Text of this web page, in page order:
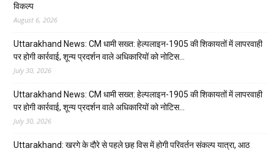
विकल्प
August 6, 2026
Uttarakhand News: CM धामी सख्त: हेल्पलाइन-1905 की शिकायतों में लापरवाही
पर होगी कार्रवाई, शून्य प्रदर्शन वाले अधिकारियों को नोटिस…
July 30, 2026
Uttarakhand News: CM धामी सख्त: हेल्पलाइन-1905 की शिकायतों में लापरवाही
पर होगी कार्रवाई, शून्य प्रदर्शन वाले अधिकारियों को नोटिस…
July 30, 2026
Uttarakhand: खरगे के दौरे से पहले छह विस में होगी परिवर्तन संकल्प यात्रा, आठ